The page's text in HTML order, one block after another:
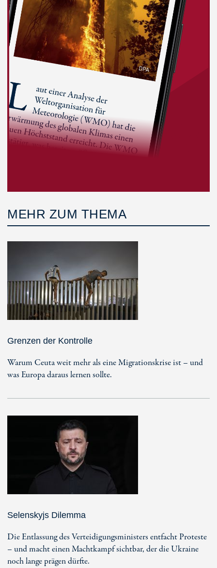
MEHR ZUM THEMA
Grenzen der Kontrolle
Warum Ceuta weit mehr als eine Migrationskrise ist – und
was Europa daraus lernen sollte.
Selenskyjs Dilemma
Die Entlassung des Verteidigungsministers entfacht Proteste
– und macht einen Machtkampf sichtbar, der die Ukraine
noch lange prägen dürfte.